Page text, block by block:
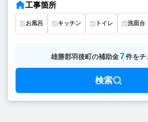
工事箇所
お風呂 キッチン トイレ 洗面台
雄勝郡羽後町の補助金7件をチ
検索